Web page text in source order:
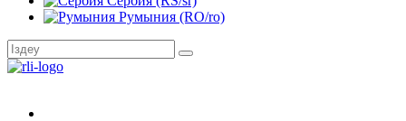
Румыния (RO/ro)